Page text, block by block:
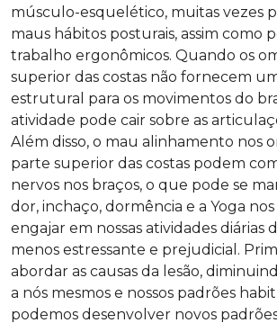
músculo-esquelético, muitas vezes
maus hábitos posturais, assim como
trabalho ergonômicos. Quando os
superior das costas não fornecem
estrutural para os movimentos do
atividade pode cair sobre as
Além disso, o mau alinhamento nos
parte superior das costas podem
nervos nos braços, o que pode se
dor, inchaço, dormência e a Yoga
engajar em nossas atividades diárias
menos estressante e prejudicial.
abordar as causas da lesão,
a nós mesmos e nossos padrões
podemos desenvolver novos